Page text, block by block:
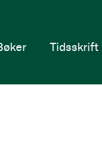
Tidsskrift